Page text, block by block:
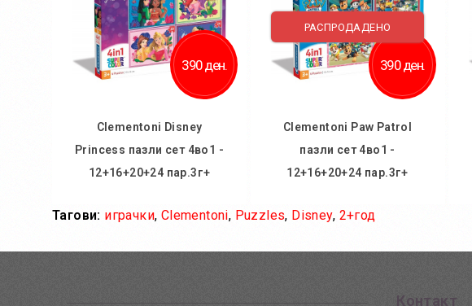
Додај за споредба
390 ден.
Clementoni Disney
Princess пазли сет 4во1 -
12+16+20+24 пар.3г+
Во кошничка
РАСПРОДАДЕНО
390 ден.
Clementoni Paw Patrol
пазли сет 4во1 -
12+16+20+24 пар.3г+
Во кошничка
Тагови: играчки, Clementoni, Puzzles, Disney, 2+год
Контакт